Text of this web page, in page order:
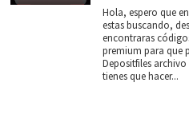
Hola, espero que
estas buscando,
encontraras
premium para que
Depositfiles
tienes que hacer...